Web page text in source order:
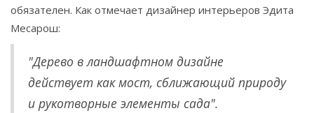
обязателен. Как отмечает дизайнер интерьеров Эдита
Месарош:
"Дерево в ландшафтном дизайне
действует как мост, сближающий природу
и рукотворные элементы сада".